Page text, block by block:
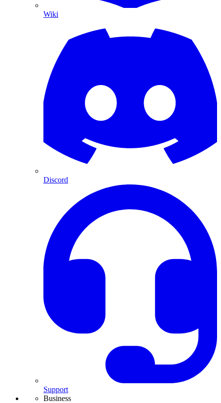
Wiki
Discord
Support
Business